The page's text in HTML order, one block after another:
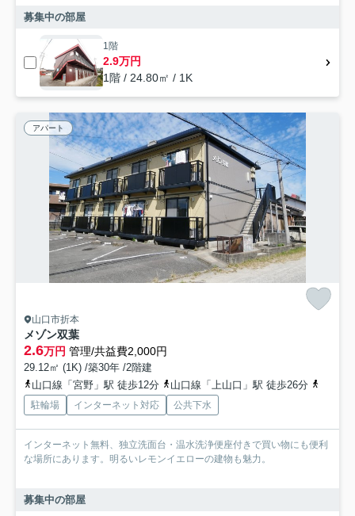
募集中の部屋
1階
2.9万円
1階 / 24.80㎡ / 1K
アパート
山口市折本
メゾン双葉
2.6万円 管理/共益費2,000円
29.12㎡ (1K) /築30年 /2階建
山口線「宮野」駅 徒歩12分
山口線「上山口」駅 徒歩26分
駐輪場 インターネット対応 公共下水
インターネット無料、独立洗面台・温水洗浄便座付きで買い物にも便利
な場所にあります。明るいレモンイエローの建物も魅力。
募集中の部屋